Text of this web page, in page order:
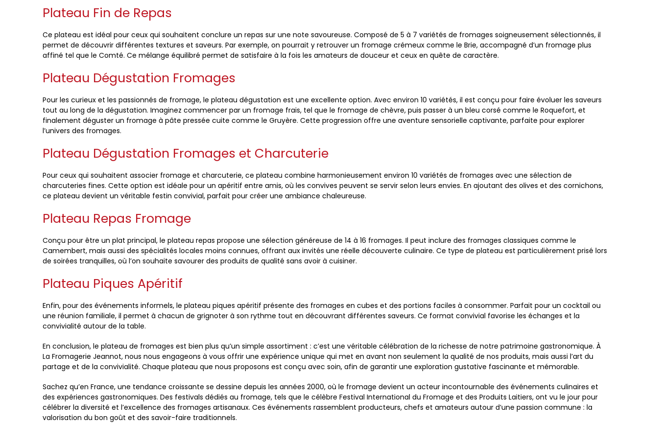
Plateau Fin de Repas
Ce plateau est idéal pour ceux qui souhaitent conclure un repas sur une note savoureuse. Composé de 5 à 7 variétés de fromages soigneusement sélectionnés, il
permet de découvrir différentes textures et saveurs. Par exemple, on pourrait y retrouver un fromage crémeux comme le Brie, accompagné d’un fromage plus
affiné tel que le Comté. Ce mélange équilibré permet de satisfaire à la fois les amateurs de douceur et ceux en quête de caractère.
Plateau Dégustation Fromages
Pour les curieux et les passionnés de fromage, le plateau dégustation est une excellente option. Avec environ 10 variétés, il est conçu pour faire évoluer les saveurs
tout au long de la dégustation. Imaginez commencer par un fromage frais, tel que le fromage de chèvre, puis passer à un bleu corsé comme le Roquefort, et
finalement déguster un fromage à pâte pressée cuite comme le Gruyère. Cette progression offre une aventure sensorielle captivante, parfaite pour explorer
l’univers des fromages.
Plateau Dégustation Fromages et Charcuterie
Pour ceux qui souhaitent associer fromage et charcuterie, ce plateau combine harmonieusement environ 10 variétés de fromages avec une sélection de
charcuteries fines. Cette option est idéale pour un apéritif entre amis, où les convives peuvent se servir selon leurs envies. En ajoutant des olives et des cornichons,
ce plateau devient un véritable festin convivial, parfait pour créer une ambiance chaleureuse.
Plateau Repas Fromage
Conçu pour être un plat principal, le plateau repas propose une sélection généreuse de 14 à 16 fromages. Il peut inclure des fromages classiques comme le
Camembert, mais aussi des spécialités locales moins connues, offrant aux invités une réelle découverte culinaire. Ce type de plateau est particulièrement prisé lors
de soirées tranquilles, où l’on souhaite savourer des produits de qualité sans avoir à cuisiner.
Plateau Piques Apéritif
Enfin, pour des événements informels, le plateau piques apéritif présente des fromages en cubes et des portions faciles à consommer. Parfait pour un cocktail ou
une réunion familiale, il permet à chacun de grignoter à son rythme tout en découvrant différentes saveurs. Ce format convivial favorise les échanges et la
convivialité autour de la table.
En conclusion, le plateau de fromages est bien plus qu’un simple assortiment : c’est une véritable célébration de la richesse de notre patrimoine gastronomique. À
La Fromagerie Jeannot, nous nous engageons à vous offrir une expérience unique qui met en avant non seulement la qualité de nos produits, mais aussi l’art du
partage et de la convivialité. Chaque plateau que nous proposons est conçu avec soin, afin de garantir une exploration gustative fascinante et mémorable.
Sachez qu’en France, une tendance croissante se dessine depuis les années 2000, où le fromage devient un acteur incontournable des événements culinaires et
des expériences gastronomiques. Des festivals dédiés au fromage, tels que le célèbre Festival International du Fromage et des Produits Laitiers, ont vu le jour pour
célébrer la diversité et l’excellence des fromages artisanaux. Ces événements rassemblent producteurs, chefs et amateurs autour d’une passion commune : la
valorisation du bon goût et des savoir-faire traditionnels.